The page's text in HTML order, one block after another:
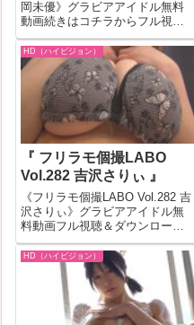
岡未優》グラビアアイドル無料
動画続きはコチラからフル視聴
＆ダウンロードはコチラへ『み
ゆとヒメゴト（番外編） 片岡未
優』の作品IDが505092のグラビ
アアイドル無料動画紹介！一部
作品はお試し無料動画が見れな
い場...
HD（ハイビジョン）
『 フリラモ個撮LABO
Vol.282 吉沢さりぃ 』
《フリラモ個撮LABO Vol.282 吉
沢さりぃ》グラビアアイドル無
料動画フル視聴＆ダウンロード
はコチラへ『フリラモ個撮LABO
Vol.282 吉沢さりぃ』の作品IDが
459468のグラビアアイドル無料
動画紹介！一部作品はお試し無
料動画...
HD（ハイビジョン）